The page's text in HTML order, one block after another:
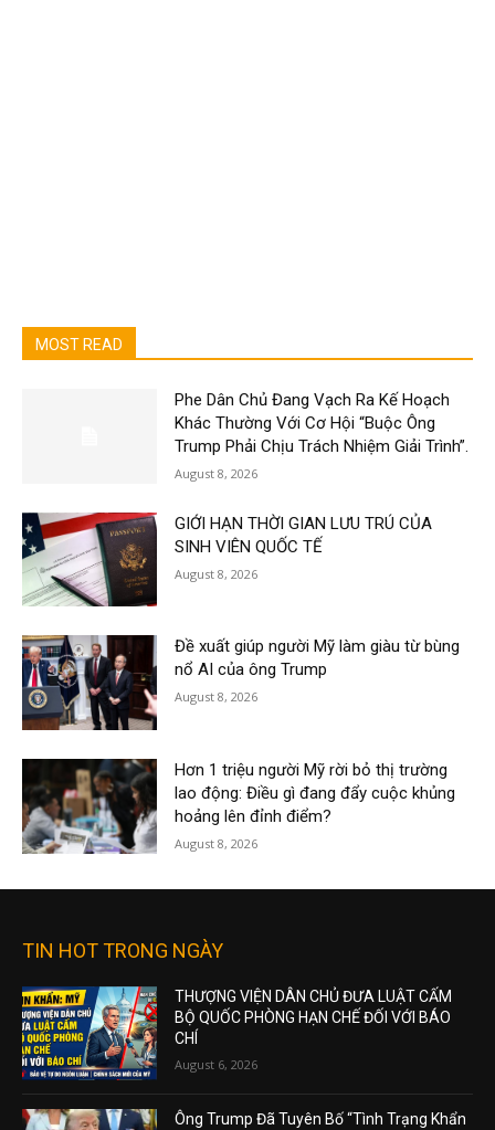
MOST READ
Phe Dân Chủ Đang Vạch Ra Kế Hoạch
Khác Thường Với Cơ Hội “Buộc Ông
Trump Phải Chịu Trách Nhiệm Giải Trình”.
August 8, 2026
GIỚI HẠN THỜI GIAN LƯU TRÚ CỦA
SINH VIÊN QUỐC TẾ
August 8, 2026
Đề xuất giúp người Mỹ làm giàu từ bùng
nổ AI của ông Trump
August 8, 2026
Hơn 1 triệu người Mỹ rời bỏ thị trường
lao động: Điều gì đang đẩy cuộc khủng
hoảng lên đỉnh điểm?
August 8, 2026
TIN HOT TRONG NGÀY
THƯỢNG VIỆN DÂN CHỦ ĐƯA LUẬT CẤM
BỘ QUỐC PHÒNG HẠN CHẾ ĐỐI VỚI BÁO
CHÍ
August 6, 2026
Ông Trump Đã Tuyên Bố “Tình Trạng Khẩn